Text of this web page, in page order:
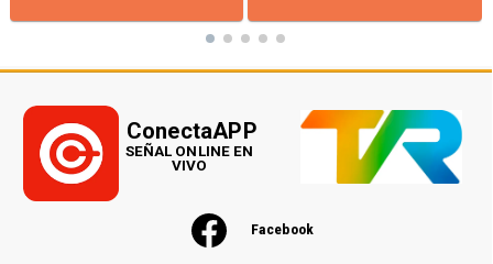
Facebook
ConectaAPP
SEÑAL ONLINE EN
VIVO